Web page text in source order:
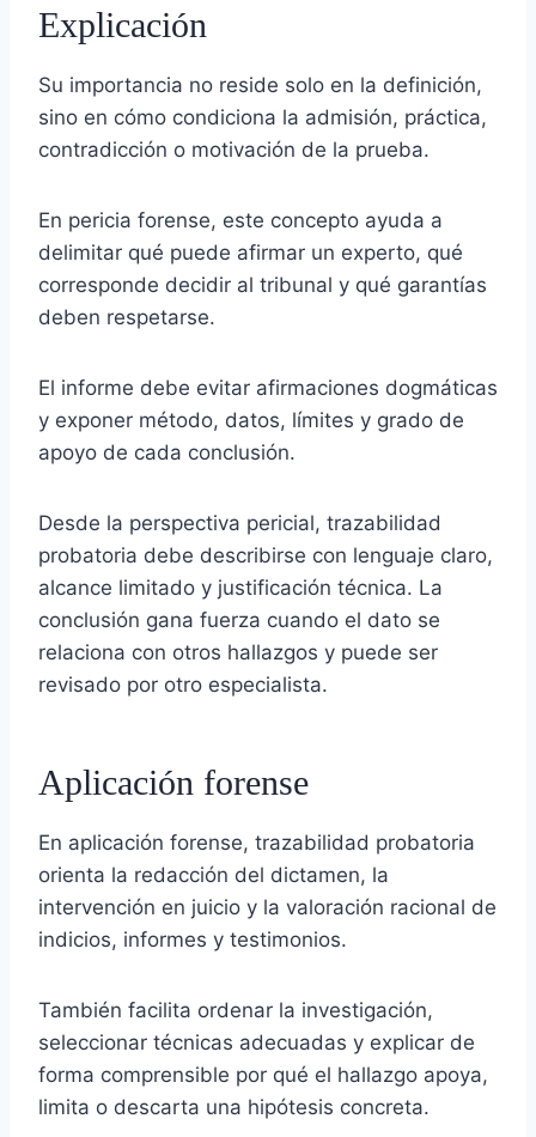
Explicación
Su importancia no reside solo en la definición,
sino en cómo condiciona la admisión, práctica,
contradicción o motivación de la prueba.
En pericia forense, este concepto ayuda a
delimitar qué puede afirmar un experto, qué
corresponde decidir al tribunal y qué garantías
deben respetarse.
El informe debe evitar afirmaciones dogmáticas
y exponer método, datos, límites y grado de
apoyo de cada conclusión.
Desde la perspectiva pericial, trazabilidad
probatoria debe describirse con lenguaje claro,
alcance limitado y justificación técnica. La
conclusión gana fuerza cuando el dato se
relaciona con otros hallazgos y puede ser
revisado por otro especialista.
Aplicación forense
En aplicación forense, trazabilidad probatoria
orienta la redacción del dictamen, la
intervención en juicio y la valoración racional de
indicios, informes y testimonios.
También facilita ordenar la investigación,
seleccionar técnicas adecuadas y explicar de
forma comprensible por qué el hallazgo apoya,
limita o descarta una hipótesis concreta.